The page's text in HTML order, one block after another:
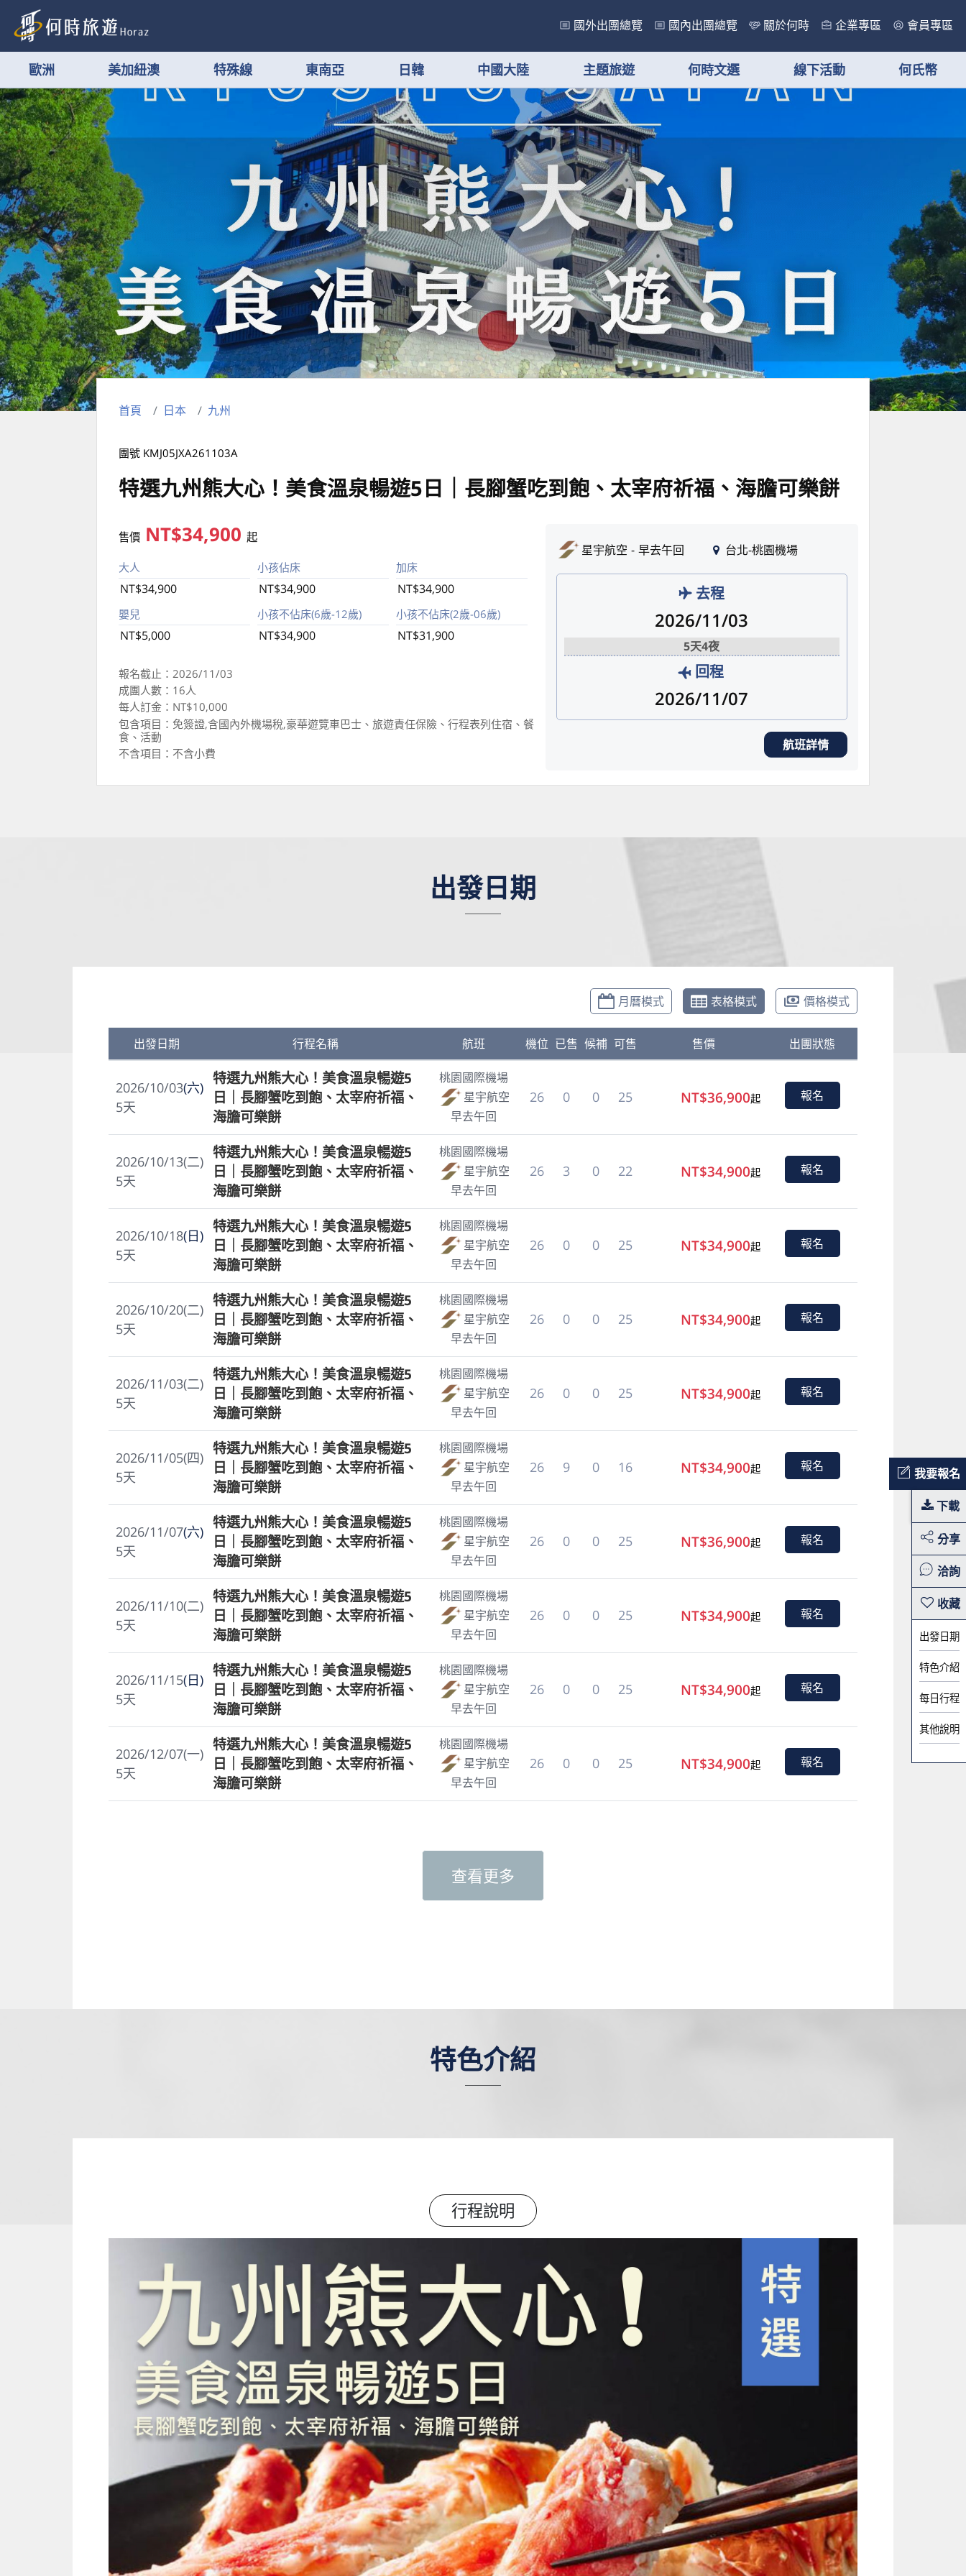
國外出團總覽 國內出團總覽 關於何時 企業專區 會員專區
歐洲 美加紐澳 特殊線 東南亞 日韓 中國大陸 主題旅遊 何時文選 線下活動 何氏幣
我要報名
下載
分享
洽詢
特色介紹
每日行程
其他說明
出發日期
首頁 日本 九州
團號 KMJ05JXA261103A
特選九州熊大心！美食溫泉暢遊5日｜長腳蟹吃到飽、太宰府祈福、海膽可樂餅
售價 NT$34,900起
大人
NT$34,900
小孩佔床
NT$34,900
加床
NT$34,900
嬰兒
NT$5,000
小孩不佔床(6歲-12歲)
NT$34,900
小孩不佔床(2歲-06歲)
NT$31,900
報名截止：2026/11/03
成團人數：16人
每人訂金：NT$10,000
包含項目：免簽證,含國內外機場稅,豪華遊覽車巴士、旅遊責任保險、行程表列住宿、餐
食、活動
不含項目：不含小費
星宇航空 早去午回 台北-桃園機場
去程
2026/11/03
5天4夜
回程
2026/11/07
航班詳情
特色介紹
行程說明
出發日期
月曆模式 表格模式 價格模式
出發日期 行程名稱 航班 機位 已售 候補 可售 售價 出團狀態
2026/10/03(六)
5天
特選九州熊大心！美食溫泉暢遊5
日｜長腳蟹吃到飽、太宰府祈福、
海膽可樂餅
桃園國際機場
星宇航空
早去午回
26 0 0 25 NT$36,900起 報名
2026/10/13(二)
5天
特選九州熊大心！美食溫泉暢遊5
日｜長腳蟹吃到飽、太宰府祈福、
海膽可樂餅
桃園國際機場
星宇航空
早去午回
26 3 0 22 NT$34,900起 報名
2026/10/18(日)
5天
特選九州熊大心！美食溫泉暢遊5
日｜長腳蟹吃到飽、太宰府祈福、
海膽可樂餅
桃園國際機場
星宇航空
早去午回
26 0 0 25 NT$34,900起 報名
2026/10/20(二)
5天
特選九州熊大心！美食溫泉暢遊5
日｜長腳蟹吃到飽、太宰府祈福、
海膽可樂餅
桃園國際機場
星宇航空
早去午回
26 0 0 25 NT$34,900起 報名
2026/11/03(二)
5天
特選九州熊大心！美食溫泉暢遊5
日｜長腳蟹吃到飽、太宰府祈福、
海膽可樂餅
桃園國際機場
星宇航空
早去午回
26 0 0 25 NT$34,900起 報名
2026/11/05(四)
5天
特選九州熊大心！美食溫泉暢遊5
日｜長腳蟹吃到飽、太宰府祈福、
海膽可樂餅
桃園國際機場
星宇航空
早去午回
26 9 0 16 NT$34,900起 報名
2026/11/07(六)
5天
特選九州熊大心！美食溫泉暢遊5
日｜長腳蟹吃到飽、太宰府祈福、
海膽可樂餅
桃園國際機場
星宇航空
早去午回
26 0 0 25 NT$36,900起 報名
2026/11/10(二)
5天
特選九州熊大心！美食溫泉暢遊5
日｜長腳蟹吃到飽、太宰府祈福、
海膽可樂餅
桃園國際機場
星宇航空
早去午回
26 0 0 25 NT$34,900起 報名
2026/11/15(日)
5天
特選九州熊大心！美食溫泉暢遊5
日｜長腳蟹吃到飽、太宰府祈福、
海膽可樂餅
桃園國際機場
星宇航空
早去午回
26 0 0 25 NT$34,900起 報名
2026/12/07(一)
5天
特選九州熊大心！美食溫泉暢遊5
日｜長腳蟹吃到飽、太宰府祈福、
海膽可樂餅
桃園國際機場
星宇航空
早去午回
26 0 0 25 NT$34,900起 報名
查看更多